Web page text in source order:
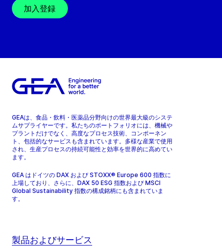
加入登録
GEAは、食品・飲料・医薬品分野向けの世界最大級のシステ
ムサプライヤーです。私たちのポートフォリオには、機械や
プラントだけでなく、高度なプロセス技術、コンポーネン
ト、包括的なサービスも含まれています。多様な産業で使用
され、生産プロセスの持続可能性と効率を世界的に高めてい
ます。
GEA はドイツの DAX および STOXX® Europe 600 指数に
上場しており、さらに、DAX 50 ESG 指数および MSCI
Global Sustainability 指数の構成銘柄にも含まれていま
す。
製品およびサービス